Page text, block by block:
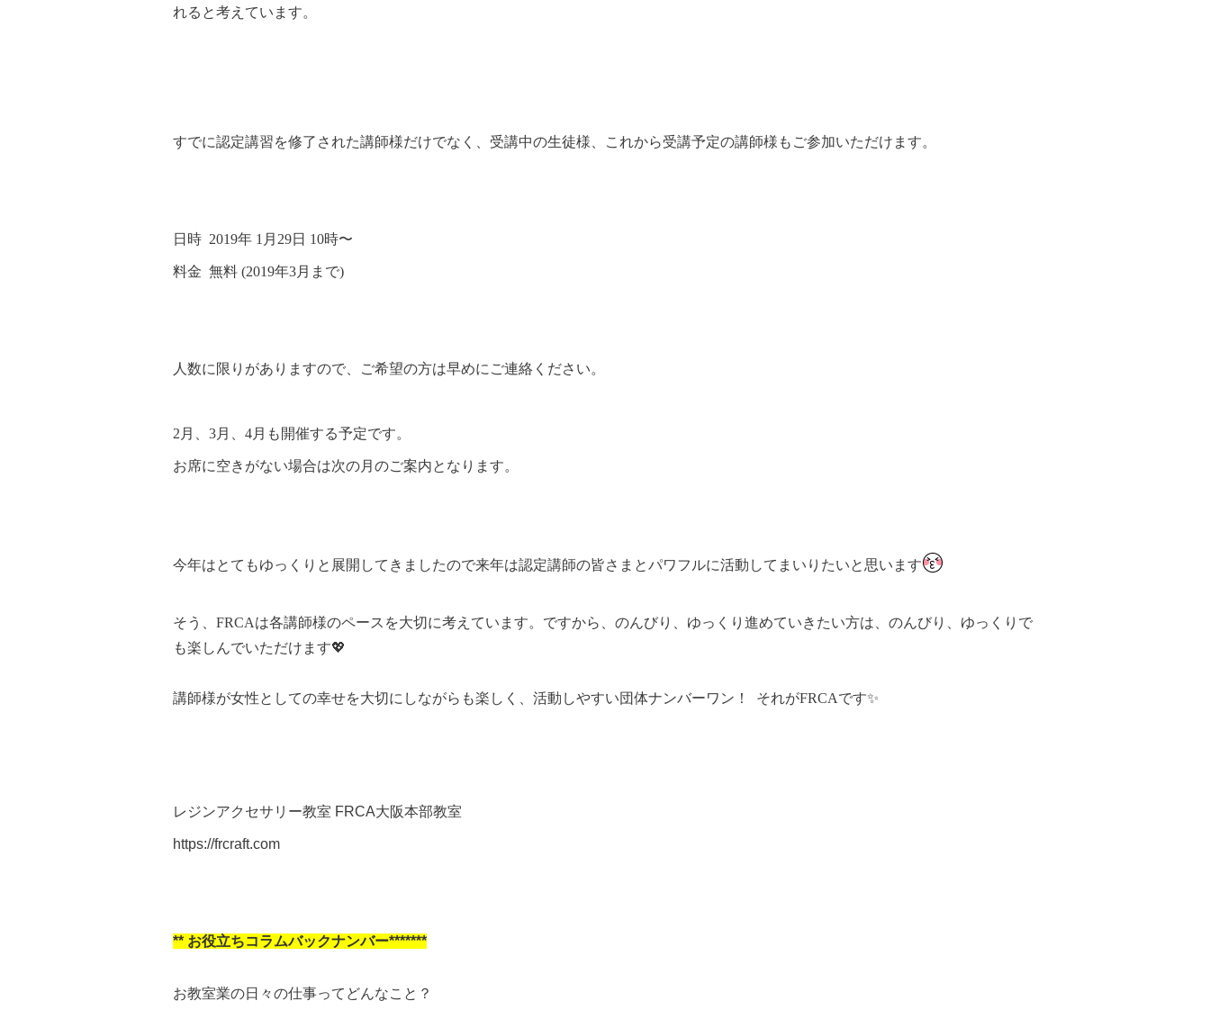
れると考えています。
すでに認定講習を修了された講師様だけでなく、受講中の生徒様、これから受講予定の講師様もご参加いただけます。
日時 2019年 1月29日 10時〜
料金 無料 (2019年3月まで)
人数に限りがありますので、ご希望の方は早めにご連絡ください。
2月、3月、4月も開催する予定です。
お席に空きがない場合は次の月のご案内となります。
今年はとてもゆっくりと展開してきましたので来年は認定講師の皆さまとパワフルに活動してまいりたいと思います
そう、FRCAは各講師様のペースを大切に考えています。ですから、のんびり、ゆっくり進めていきたい方は、のんびり、ゆっくりで
も楽しんでいただけます💖
講師様が女性としての幸せを大切にしながらも楽しく、活動しやすい団体ナンバーワン！ それがFRCAです✨
レジンアクセサリー教室 FRCA大阪本部教室
https://frcraft.com
** お役立ちコラムバックナンバー*******
お教室業の日々の仕事ってどんなこと？